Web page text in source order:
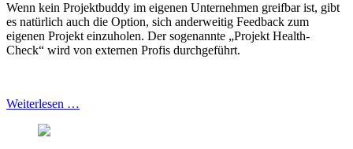
Wenn kein Projektbuddy im eigenen Unternehmen greifbar ist, gibt
es natürlich auch die Option, sich anderweitig Feedback zum
eigenen Projekt einzuholen. Der sogenannte „Projekt Health-
Check“ wird von externen Profis durchgeführt.
Weiterlesen …